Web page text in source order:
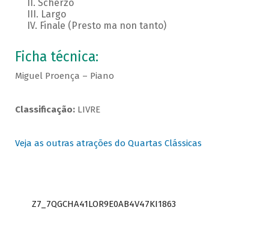
II. Scherzo
III. Largo
IV. Finale (Presto ma non tanto)
Ficha técnica:
Miguel Proença – Piano
Classificação:LIVRE
Veja as outras atrações do Quartas Clássicas
Z7_7QGCHA41LOR9E0AB4V47KI1863